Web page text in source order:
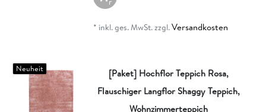
e
n
k
* inkl. ges. MwSt.zzgl.Versandkosten
Neuheit
[Paket] Hochflor Teppich Rosa,
Flauschiger Langflor Shaggy Teppich,
Wohnzimmerteppich
I